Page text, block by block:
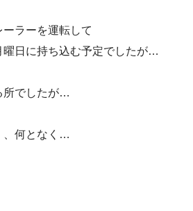
ラーを運転して
曜日に持ち込む予定でしたが…
所でしたが…
、何となく…